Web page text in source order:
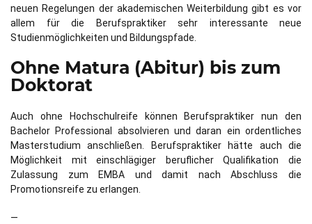
neuen Regelungen der akademischen Weiterbildung gibt es vor
allem für die Berufspraktiker sehr interessante neue
Studienmöglichkeiten und Bildungspfade.
Ohne Matura (Abitur) bis zum
Doktorat
Auch ohne Hochschulreife können Berufspraktiker nun den
Bachelor Professional absolvieren und daran ein ordentliches
Masterstudium anschließen. Berufspraktiker hätte auch die
Möglichkeit mit einschlägiger beruflicher Qualifikation die
Zulassung zum EMBA und damit nach Abschluss die
Promotionsreife zu erlangen.
—